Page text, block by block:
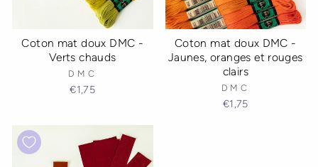
Coton mat doux DMC -
Verts chauds
DMC
€1,75
Coton mat doux DMC -
Jaunes, oranges et rouges
clairs
DMC
€1,75